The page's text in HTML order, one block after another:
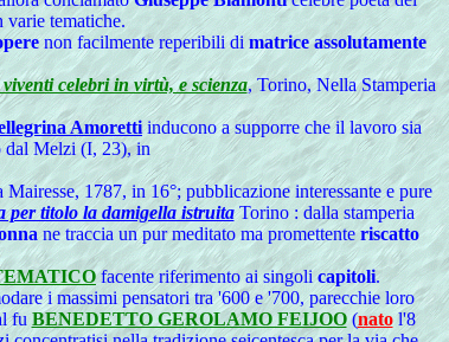
tematiche.
non facilmente reperibili dimatrice assolutamente
celebri in virtù, e scienza, Torino, Nella Stamperia
Amorettiinducono a supporre che il lavoro sia
dal Melzi (I, 23), in
Mairesse, 1787, in 16°; pubblicazione interessante e pure
per titolo la damigella istruitaTorino : dalla stamperia
ne traccia un pur meditato ma promettenteriscatto
facente riferimento ai singolicapitoli.
i massimi pensatori tra '600 e '700, parecchie loro
fu BENEDETTO GEROLAMO FEIJOO(natol'8